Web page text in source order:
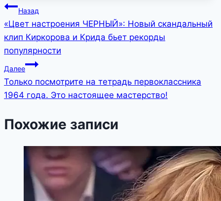
Навигация
по
записям
Назад
«Цвет настроения ЧЕРНЫЙ»: Новый скандальный
клип Киркорова и Крида бьет рекорды
популярности
Далее
Только посмотрите на тетрадь первоклассника
1964 года. Это настоящее мастерство!
Похожие записи